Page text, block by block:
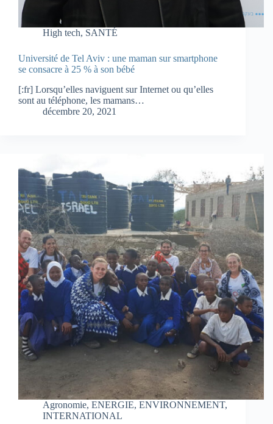
High tech, SANTÉ
Université de Tel Aviv : une maman sur smartphone
se consacre à 25 % à son bébé
[:fr] Lorsqu’elles naviguent sur Internet ou qu’elles
sont au téléphone, les mamans…
décembre 20, 2021
Agronomie, ENERGIE, ENVIRONNEMENT,
INTERNATIONAL